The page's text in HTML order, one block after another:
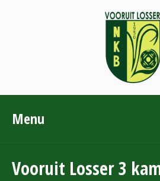
Menu
Vooruit Losser 3